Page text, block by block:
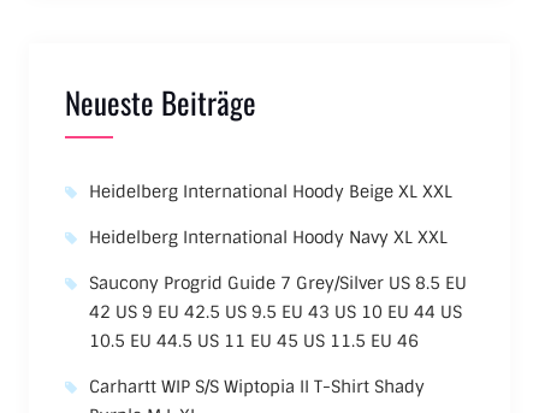
Neueste Beiträge
Heidelberg International Hoody Beige XL XXL
Heidelberg International Hoody Navy XL XXL
Saucony Progrid Guide 7 Grey/Silver US 8.5 EU
42 US 9 EU 42.5 US 9.5 EU 43 US 10 EU 44 US
10.5 EU 44.5 US 11 EU 45 US 11.5 EU 46
Carhartt WIP S/S Wiptopia II T-Shirt Shady